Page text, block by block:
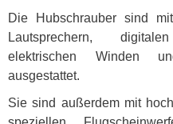
Die Hubschrauber sind
Lautsprechern,
elektrischen Winden
ausgestattet.
Sie sind außerdem mit